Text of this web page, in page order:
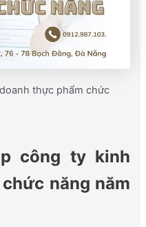
thực phẩm chức
công ty kinh
năng năm